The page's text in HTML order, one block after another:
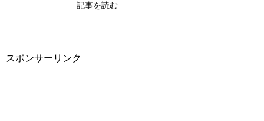
記事を読む
スポンサーリンク